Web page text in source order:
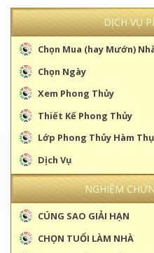
DỊCH VỤ
Chọn Mua (hay Mướn)
Chọn Ngày
Xem Phong Thủy
Thiết Kế Phong Thủy
Lớp Phong Thủy Hàm Thụ
Dịch Vụ
NGHIỆM
CÚNG SAO GIẢI HẠN
CHỌN TUỔI LÀM NHÀ